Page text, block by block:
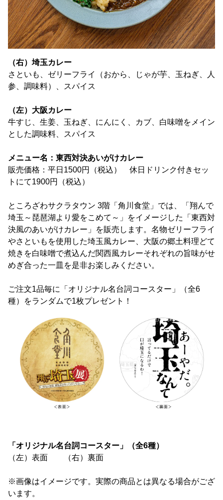
（右）埼玉カレー
さといも、ゼリーフライ（おから、じゃが芋、玉ねぎ、人
参、調味料）、スパイス
（左）大阪カレー
牛すじ、生姜、玉ねぎ、にんにく、カブ、白味噌をメイン
とした調味料、スパイス
メニュー名：東西対決あいがけカレー
販売価格：平日1500円（税込） 休日ドリンク付きセッ
トにて1900円（税込）
ところざわサクラタウン 3階「角川食堂」では、「翔んで
埼玉～琵琶湖より愛をこめて～」をイメージした「東西対
決風のあいがけカレー」を販売します。名物ゼリーフライ
やさといもを使用した埼玉風カレー、大阪の郷土料理どて
焼きを白味噌で煮込んだ関西風カレーそれぞれの旨味がせ
めぎ合った一皿を是非お楽しみください。
ご注文1品毎に「オリジナル名台詞コースター」（全6
種）をランダムで1枚プレゼント！
「オリジナル名台詞コースター」（全6種）
（左）表面 （右）裏面
※画像はイメージです。実際の商品とは異なる場合がござ
います。